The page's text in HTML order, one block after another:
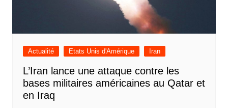
Actualité Etats Unis d'Amérique Iran
L’Iran lance une attaque contre les
bases militaires américaines au Qatar et
en Iraq